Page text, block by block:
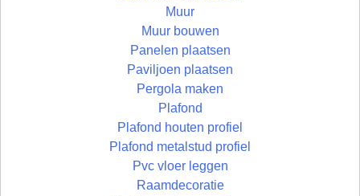
Muur
Muur bouwen
Panelen plaatsen
Paviljoen plaatsen
Pergola maken
Plafond
Plafond houten profiel
Plafond metalstud profiel
Pvc vloer leggen
Raamdecoratie